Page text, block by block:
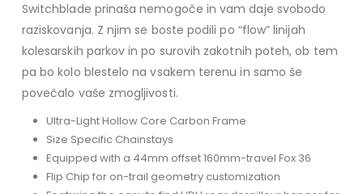
Switchblade prinaša nemogoče in vam daje svobodo
raziskovanja. Z njim se boste podili po “flow” linijah
kolesarskih parkov in po surovih zakotnih poteh, ob tem
pa bo kolo blestelo na vsakem terenu in samo še
povečalo vaše zmogljivosti.
Ultra-Light Hollow Core Carbon Frame
Size Specific Chainstays
Equipped with a 44mm offset 160mm-travel Fox 36
Flip Chip for on-trail geometry customization